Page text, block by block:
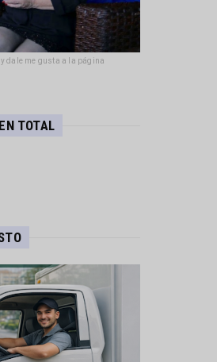
y dale me gusta a la página
TOTAL